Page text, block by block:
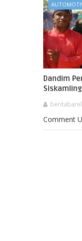
Dandim
Siskamling
Comment